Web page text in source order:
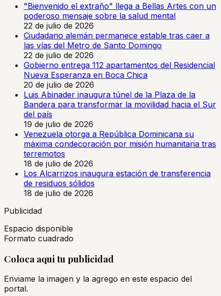
"Bienvenido el extraño" llega a Bellas Artes con un
poderoso mensaje sobre la salud mental
22 de julio de 2026
Ciudadano alemán permanece estable tras caer a
las vías del Metro de Santo Domingo
22 de julio de 2026
Gobierno entrega 112 apartamentos del Residencial
Nueva Esperanza en Boca Chica
20 de julio de 2026
Luis Abinader inaugura túnel de la Plaza de la
Bandera para transformar la movilidad hacia el Sur
del país
19 de julio de 2026
Venezuela otorga a República Dominicana su
máxima condecoración por misión humanitaria tras
terremotos
18 de julio de 2026
Los Alcarrizos inaugura estación de transferencia
de residuos sólidos
18 de julio de 2026
Publicidad
Espacio disponible
Formato cuadrado
Coloca aqui tu publicidad
Enviame la imagen y la agrego en este espacio del
portal.